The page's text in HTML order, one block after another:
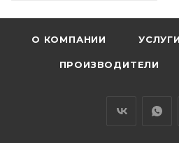
О КОМПАНИИ УСЛУГИ
ПРОИЗВОДИТЕЛИ